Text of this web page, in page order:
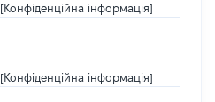
[Конфіденційна інформація]
[Конфіденційна інформація]